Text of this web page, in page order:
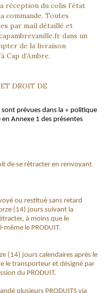
réception du colis l’état
commande. Toutes
par mail détaillé et
dans un
de la livraison
Cap d’Ambre.
DROIT DE
prévues dans la « politique
Annexe 1 des présentes
de se rétracter en renvoyant
ou restitué sans retard
(14) jours suivant la
à moins que le
même le PRODUIT.
(14) jours calendaires après le
le transporteur et désigné par
du PRODUIT.
plusieurs PRODUITS via